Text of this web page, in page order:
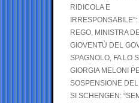
RIDICOLA E
REGO, MINISTRA
GIOVENTÙ DEL
SPAGNOLO, FA LO
GIORGIA MELONI
SOSPENSIONE DEL
SI SCHENGEN: